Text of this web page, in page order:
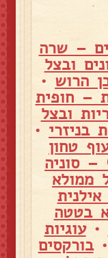
– שרה
ובצל
הרוש •
– חופית
ובצל
בניזרי •
טחון
– סוניה
ממולא
בטטה
•עוגיות
•בורקסים